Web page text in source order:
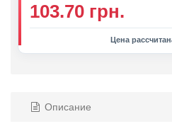
103.70 грн.
Цена
Описание